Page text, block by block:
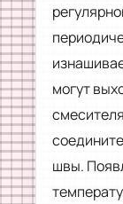
могут
швы.